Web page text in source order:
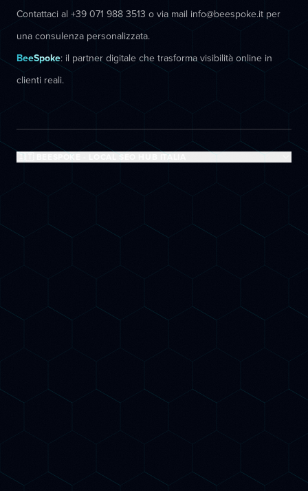
Contattaci al +39 071 988 3513 o via mail info@beespoke.it per
una consulenza personalizzata.
BeeSpoke: il partner digitale che trasforma visibilità online in
clienti reali.
🇮🇹 BEESPOKE - LOCAL SEO HUB ITALIA